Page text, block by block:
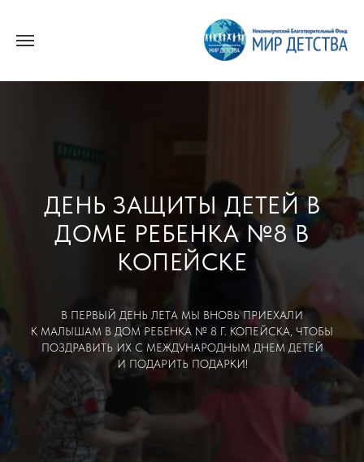
ДЕНЬ ЗАЩИТЫ ДЕТЕЙ В
ДОМЕ РЕБЕНКА №8 В
КОПЕЙСКЕ
В ПЕРВЫЙ ДЕНЬ ЛЕТА МЫ ВНОВЬ ПРИЕХАЛИ
К МАЛЫШАМ В ДОМ РЕБЕНКА № 8 Г. КОПЕЙСКА, ЧТОБЫ
ПОЗДРАВИТЬ ИХ С МЕЖДУНАРОДНЫМ ДНЕМ ДЕТЕЙ
И ПОДАРИТЬ ПОДАРКИ!